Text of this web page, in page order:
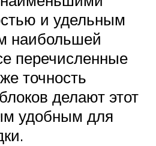
и удельным
наибольшей
перечисленные
точность
делают этот
удобным для